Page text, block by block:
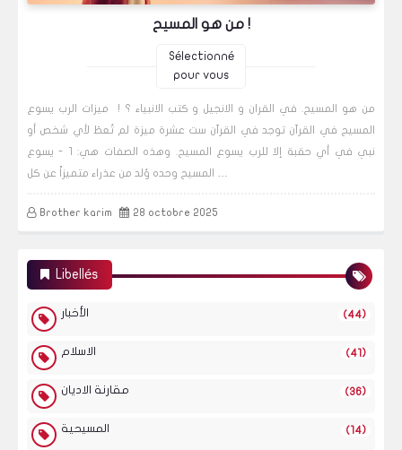
من هو المسيح !
Sélectionné
pour vous
من هو المسيح. في القران و الانجيل و كتب الانبياء ؟ ! ميزات الرب يسوع
المسيح في القرآن توجد في القرآن ست عشرة ميزة لم تُعطَ لأي شخص أو
نبي في أي حقبة إلا للرب يسوع المسيح. وهذه الصفات هي: 1 - يسوع
Brother karim 28 octobre 2025
Libellés
الأخبار (44)
الاسلام (41)
مقارنة الاديان (36)
المسيحية (14)